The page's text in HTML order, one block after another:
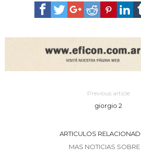
Previous article
giorgio 2
ARTICULOS
MAS NOTICIAS SOBRE